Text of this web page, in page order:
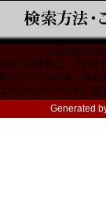
Copyright
全ての情報は、その
されている社名、商
リンクフリーです。相
Generated